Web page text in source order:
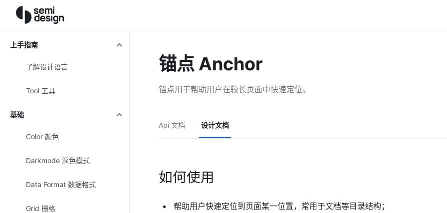
锚点 Anchor
锚点用于帮助用户在较长页面中快速定位。
Api 文档 设计文档
如何使用
帮助用户快速定位到页面某一位置，常用于文档等目录结构；
上手指南
了解设计语言
Tool 工具
基础
Color 颜色
Darkmode 深色模式
Data Format 数据格式
Grid 栅格